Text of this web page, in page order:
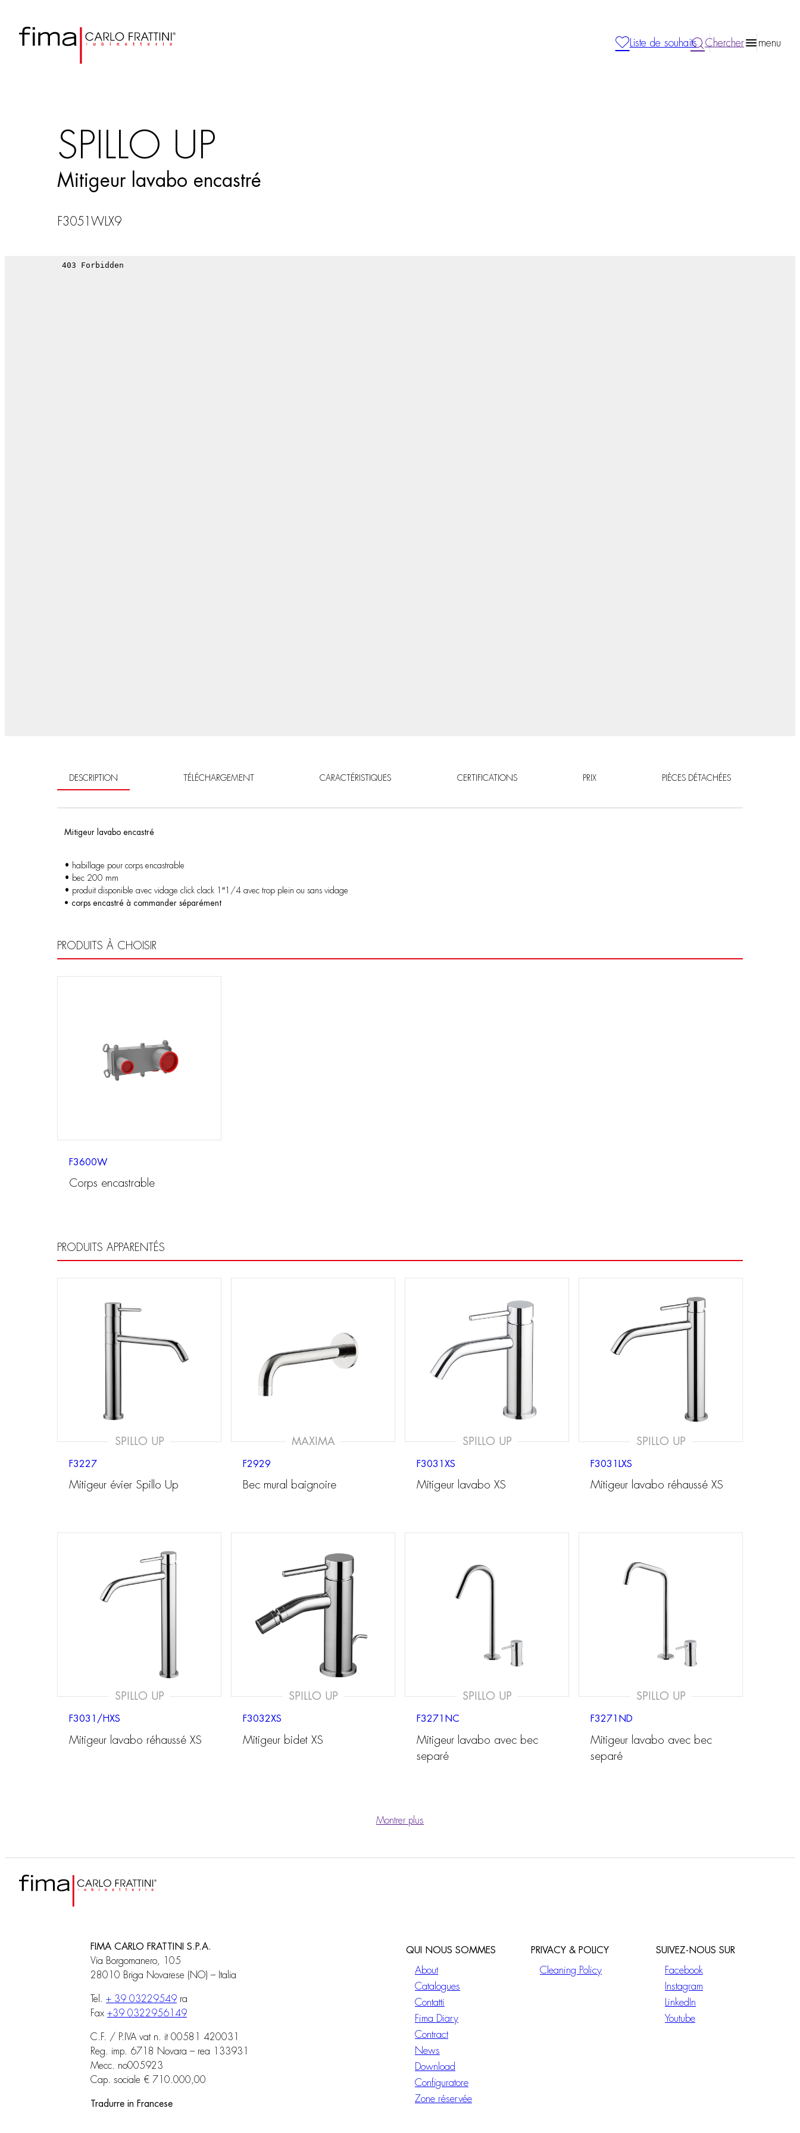
Liste de souhaits Chercher menu
SPILLO UP
Mitigeur lavabo encastré
F3051WLX9
DESCRIPTION TÉLÉCHARGEMENT CARACTÉRISTIQUES CERTIFICATIONS PRIX PIÈCES DÉTACHÉES
Mitigeur lavabo encastré
• habillage pour corps encastrable
• bec 200 mm
• produit disponible avec vidage click clack 1″1/4 avec trop plein ou sans vidage
• corps encastré à commander séparément
PRODUITS À CHOISIR
F3600W
Corps encastrable
PRODUITS APPARENTÉS
SPILLO UP
F3227
Mitigeur évier Spillo Up
MAXIMA
F2929
Bec mural baignoire
SPILLO UP
F3031XS
Mitigeur lavabo XS
SPILLO UP
F3031LXS
Mitigeur lavabo réhaussé XS
SPILLO UP
F3031/HXS
Mitigeur lavabo réhaussé XS
SPILLO UP
F3032XS
Mitigeur bidet XS
SPILLO UP
F3271NC
Mitigeur lavabo avec bec
separé
SPILLO UP
F3271ND
Mitigeur lavabo avec bec
separé
Montrer plus
FIMA CARLO FRATTINI S.P.A.
Via Borgomanero, 105
28010 Briga Novarese (NO) – Italia
Tel. + 39 03229549 ra
Fax +39 0322956149
C.F. / P.IVA vat n. it 00581 420031
Reg. imp. 6718 Novara – rea 133931
Mecc. no005923
Cap. sociale € 710.000,00
Tradurre in Francese
QUI NOUS SOMMES
About
Catalogues
Contatti
Fima Diary
Contract
News
Download
Configuratore
Zone réservée
PRIVACY & POLICY
Cleaning Policy
SUIVEZ-NOUS SUR
Facebook
Instagram
LinkedIn
Youtube